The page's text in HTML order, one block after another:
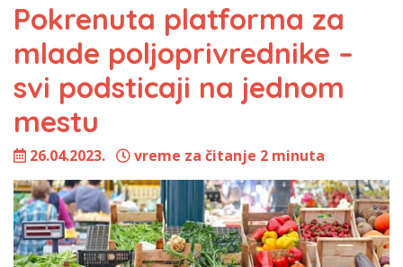
Pokrenuta platforma za
mlade poljoprivrednike –
svi podsticaji na jednom
mestu
26.04.2023. vreme za čitanje 2 minuta